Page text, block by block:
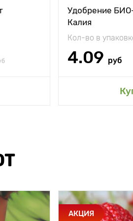
Удобрение
Калия
Кол-во в
4.09 руб
АКЦИЯ